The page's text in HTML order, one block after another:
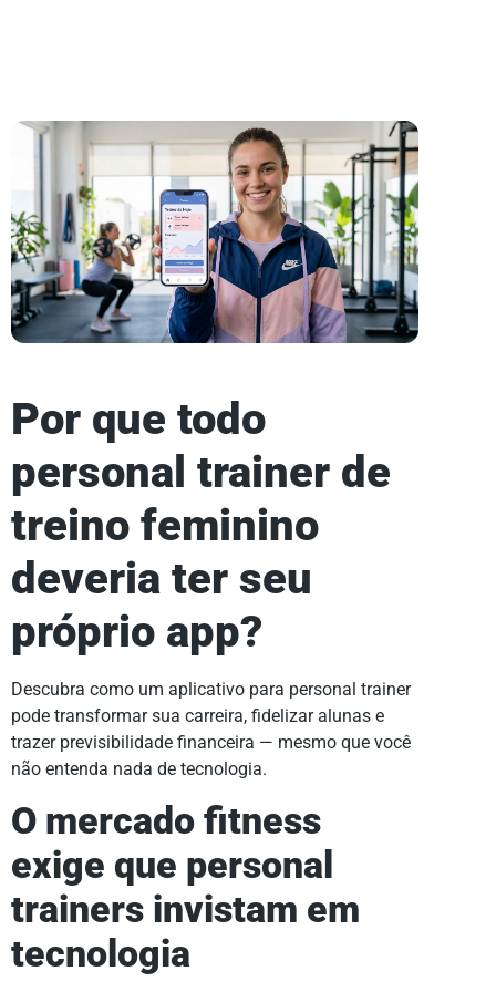
Por que todo
personal trainer de
treino feminino
deveria ter seu
próprio app?
Descubra como um aplicativo para personal trainer
pode transformar sua carreira, fidelizar alunas e
trazer previsibilidade financeira — mesmo que você
não entenda nada de tecnologia.
O mercado fitness
exige que personal
trainers invistam em
tecnologia